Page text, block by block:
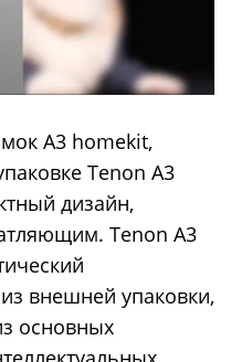
A3 homekit,
Tenon A3
дизайн,
Tenon A3
внешней упаковки,
основных